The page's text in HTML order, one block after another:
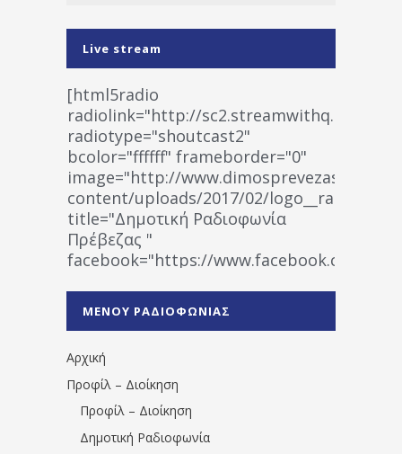
Live stream
[html5radio
radiolink="http://
radiotype="shoutcast2"
bcolor="ffffff" frameborder="0"
image="http://www.dimosprevezas.gr/wp-
content/uploads/2017/02/
title="Δημοτική Ραδιοφωνία
Πρέβεζας "
facebook="https://www.facebook.com/
1531194763766854/" artist="" ]
ΜΕΝΟΥ ΡΑΔΙΟΦΩΝΙΑΣ
Αρχική
Προφίλ – Διοίκηση
Προφίλ – Διοίκηση
Δημοτική Ραδιοφωνία